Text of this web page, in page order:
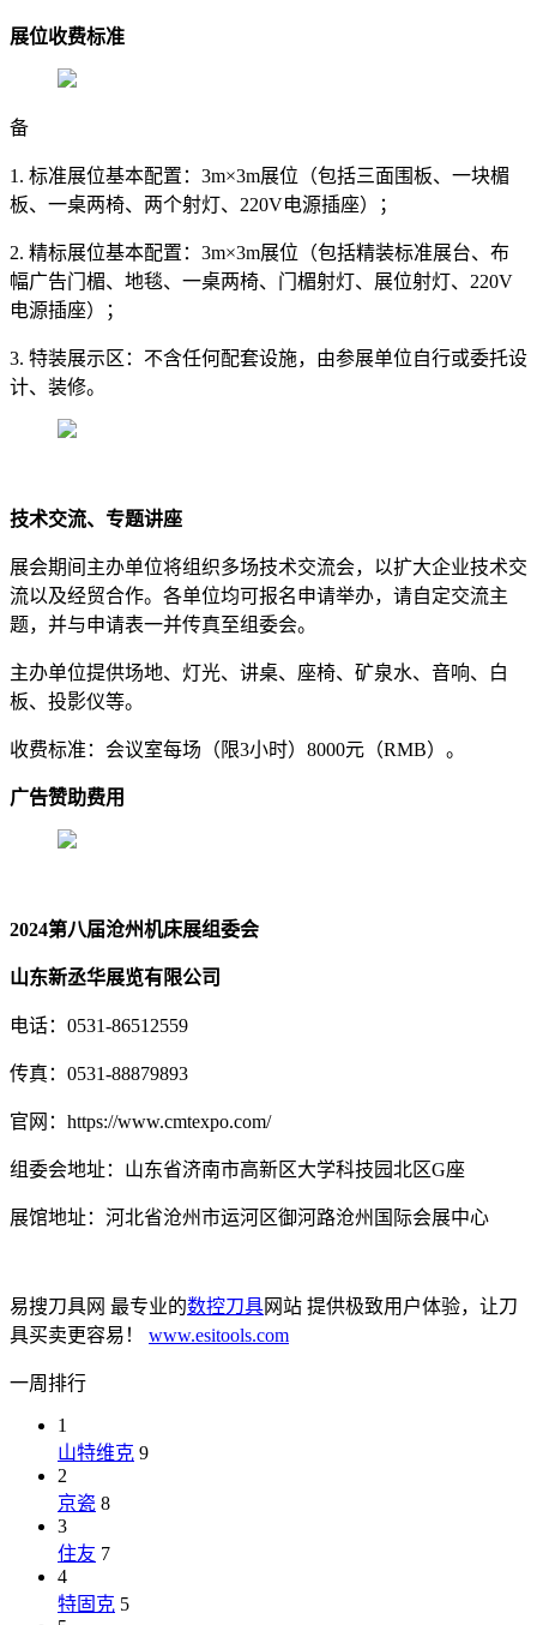
展位收费标准
备
1. 标准展位基本配置：3m×3m展位（包括三面围板、一块楣
板、一桌两椅、两个射灯、220V电源插座）；
2. 精标展位基本配置：3m×3m展位（包括精装标准展台、布
幅广告门楣、地毯、一桌两椅、门楣射灯、展位射灯、220V
电源插座）；
3. 特装展示区：不含任何配套设施，由参展单位自行或委托设
计、装修。
技术交流、专题讲座
展会期间主办单位将组织多场技术交流会，以扩大企业技术交
流以及经贸合作。各单位均可报名申请举办，请自定交流主
题，并与申请表一并传真至组委会。
主办单位提供场地、灯光、讲桌、座椅、矿泉水、音响、白
板、投影仪等。
收费标准：会议室每场（限3小时）8000元（RMB）。
广告赞助费用
2024第八届沧州机床展组委会
山东新丞华展览有限公司
电话：0531-86512559
传真：0531-88879893
官网：https://www.cmtexpo.com/
组委会地址：山东省济南市高新区大学科技园北区G座
展馆地址：河北省沧州市运河区御河路沧州国际会展中心
易搜刀具网 最专业的数控刀具网站 提供极致用户体验，让刀
具买卖更容易！ www.esitools.com
一周排行
1
山特维克 9
2
京瓷 8
3
住友 7
4
特固克 5